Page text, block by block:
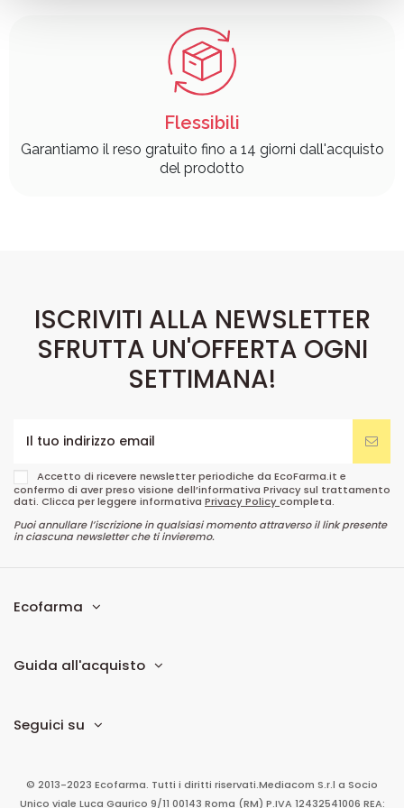
Flessibili
Garantiamo il reso gratuito fino a 14 giorni dall'acquisto
del prodotto
ISCRIVITI ALLA NEWSLETTER
SFRUTTA UN'OFFERTA OGNI
SETTIMANA!
Accetto di ricevere newsletter periodiche da EcoFarma.it e
confermo di aver preso visione dell’informativa Privacy sul trattamento
dati. Clicca per leggere informativa Privacy Policycompleta.
Puoi annullare l’iscrizione in qualsiasi momento attraverso il link presente
in ciascuna newsletter che ti invieremo.
Ecofarma
Guida all'acquisto
Seguici su
© 2013-2023 Ecofarma. Tutti i diritti riservati.Mediacom S.r.l a Socio
Unico viale Luca Gaurico 9/11 00143 Roma (RM) P.IVA 12432541006 REA: